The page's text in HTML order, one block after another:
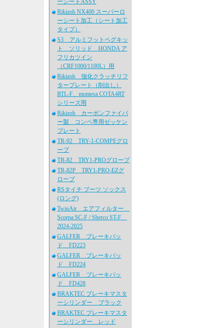
ーシートASSY
Rikizoh NX400 スーパーロ
ーシート加工（シート加工
タイプ）
S3 アルミフットペグキッ
ト ソリッド HONDA ア
フリカツイン
（CRF1000/1100L）用
Rikizoh 強化クラッチリフ
タープレート（削出し）
RTL-F、montesa COTA4RT
シリーズ用
Rikizoh カーボンファイバ
ー製 コンペ専用ゼッケン
プレート
TR-92 TRY-1-COMPEグロ
ーブ
TR-82 TRY1-PROグローブ
TR-82P TRY1-PRO-EZグ
ローブ
RSタイチ ブーツ ソックス
(ロング)
TwinAir エアフィルター
Scorpa SC-F / Sherco ST-F
2024-2025
GALFER ブレーキパッ
ド FD223
GALFER ブレーキパッ
ド FD224
GALFER ブレーキパッ
ド FD428
BRAKTEC ブレーキマスタ
ーシリンダー ブラック
BRAKTEC ブレーキマスタ
ーシリンダー レッド